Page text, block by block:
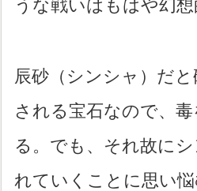
うな戦いはもはや幻想
辰砂（シンシャ）だ
される宝石なので、
る。でも、それ故に
れていくことに思い